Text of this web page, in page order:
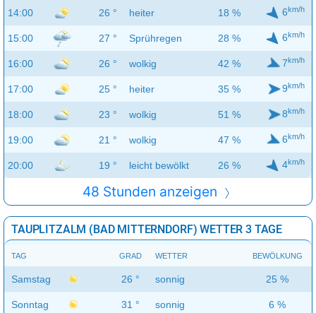
14:00 26 ° heiter 18 % 6km/h
15:00 27 ° Sprühregen 28 % 6km/h
16:00 26 ° wolkig 42 % 7km/h
17:00 25 ° heiter 35 % 9km/h
18:00 23 ° wolkig 51 % 8km/h
19:00 21 ° wolkig 47 % 6km/h
20:00 19 ° leicht bewölkt 26 % 4km/h
48 Stunden anzeigen
TAUPLITZALM (BAD MITTERNDORF) WETTER 3 TAGE
TAG GRAD WETTER BEWÖLKUNG
Samstag 26 ° sonnig 25 %
Sonntag 31 ° sonnig 6 %